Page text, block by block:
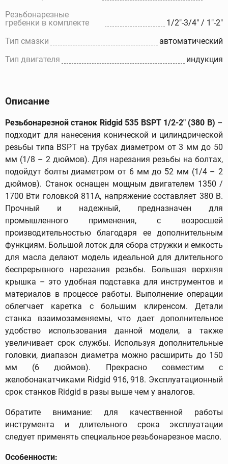
Резьбонарезные
гребенки в комплекте
1/2"-3/4" / 1"-2"
Тип смазки
автоматический
Тип двигателя
индукция
Описание
Резьбонарезной станок Ridgid 535 BSPT 1/2-2" (380 В) –
подходит для нанесения конической и цилиндрической
резьбы типа BSPT на трубах диаметром от 3 мм до 50
мм (1/8 – 2 дюймов). Для нарезания резьбы на болтах,
подойдут болты диаметром от 6 мм до 52 мм (1/4 – 2
дюймов). Станок оснащен мощным двигателем 1350 /
1700 Вти головкой 811A, напряжение составляет 380 В.
Прочный и надежный, предназначен для
промышленного применения, с возросшей
производительностью благодаря ее дополнительным
функциям. Большой лоток для сбора стружки и емкость
для масла делают модель идеальной для длительного
беспрерывного нарезания резьбы. Большая верхняя
крышка – это удобная подставка для инструментов и
материалов в процессе работы. Выполнение операции
облегчает каретка с большим клиренсом. Детали
станка взаимозаменяемы, что дает дополнительное
удобство использования данной модели, а также
увеличивает срок службы. Используя дополнительные
головки, диапазон диаметра можно расширить до 150
мм (6 дюймов). Прекрасно совместим с
желобонакатчиками Ridgid 916, 918. Эксплуатационный
срок станков Ridgid в разы выше чем у аналогов.
Обратите внимание: для качественной работы
инструмента и длительного срока эксплуатации
следует применять специальное резьбонарезное масло.
Особенности: